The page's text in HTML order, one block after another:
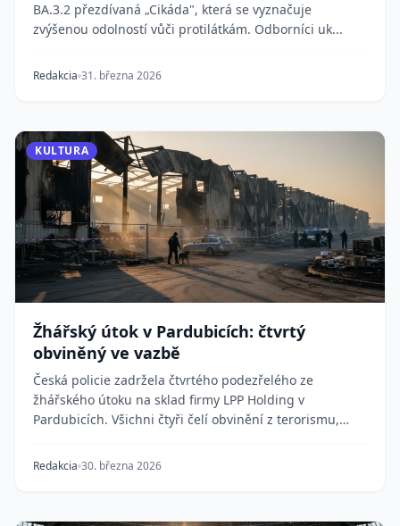
BA.3.2 přezdívaná „Cikáda", která se vyznačuje
zvýšenou odolností vůči protilátkám. Odborníci uk...
Redakcia 31. března 2026
KULTURA
Žhářský útok v Pardubicích: čtvrtý
obviněný ve vazbě
Česká policie zadržela čtvrtého podezřelého ze
žhářského útoku na sklad firmy LPP Holding v
Pardubicích. Všichni čtyři čelí obvinění z terorismu,
Redakcia 30. března 2026